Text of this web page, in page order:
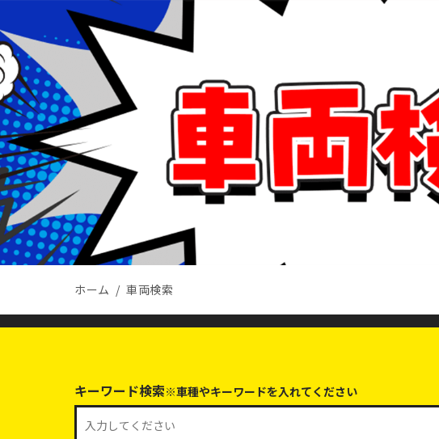
ホーム 車両検索
キーワード検索※車種やキーワードを入れてください